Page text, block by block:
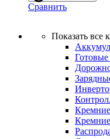
Сравнить
Показать все